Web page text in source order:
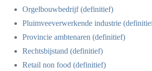
Orgelbouwbedrijf (definitief)
Pluimveeverwerkende industrie
Provincie ambtenaren (definitief)
Rechtsbijstand (definitief)
Retail non food (definitief)